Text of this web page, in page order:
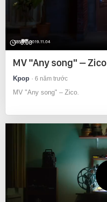
0:00
MV "Any song" – Zico
Kpop 6 năm trước
MV "Any song" – Zico.